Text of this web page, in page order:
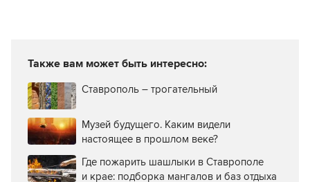
Также вам может быть интересно:
Ставрополь – трогательный
Музей будущего. Каким видели
настоящее в прошлом веке?
Где пожарить шашлыки в Ставрополе
и крае: подборка мангалов и баз отдыха